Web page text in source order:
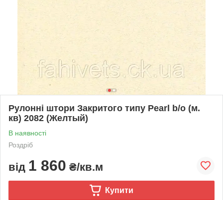
Рулонні штори Закритого типу Pearl b/o (м.
кв) 2082 (Желтый)
В наявності
Роздріб
від 1 860 ₴/кв.м
Купити